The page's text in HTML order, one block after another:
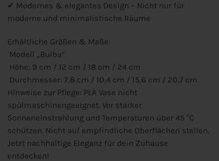
✔ Modernes & elegantes Design – Nicht nur für
moderne und minimalistische Räume
Erhältliche Größen & Maße:
Modell „Bulba“
Höhe: 9 cm / 12 cm / 18 cm / 24 cm
Durchmesser: 7,8 cm / 10,4 cm / 15,6 cm / 20,7 cm
Hinweise zur Pflege: PLA Vase nicht
spülmaschinengeeignet. Vor starker
Sonneneinstrahlung und Temperaturen über 45 °C
schützen. Nicht auf empfindliche Oberflächen stellen.
Jetzt nachhaltige Eleganz für dein Zuhause
entdecken!